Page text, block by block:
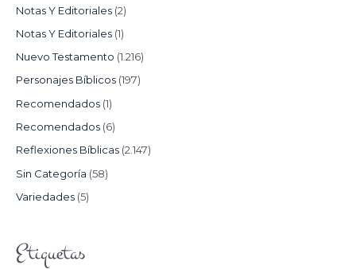
Notas Y Editoriales (2)
Notas Y Editoriales (1)
Nuevo Testamento (1.216)
Personajes Bíblicos (197)
Recomendados (1)
Recomendados (6)
Reflexiones Bíblicas (2.147)
Sin Categoría (58)
Variedades (5)
Etiquetas